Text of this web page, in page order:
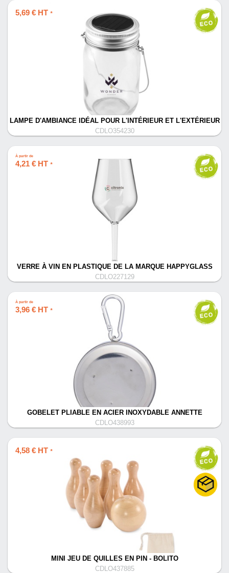
5,69 € HT *
LAMPE D'AMBIANCE IDÉAL POUR L'INTÉRIEUR ET L'EXTÉRIEUR
CDLO354230
À partir de
4,21 € HT *
VERRE À VIN EN PLASTIQUE DE LA MARQUE HAPPYGLASS
CDLO227129
À partir de
3,96 € HT *
GOBELET PLIABLE EN ACIER INOXYDABLE ANNETTE
CDLO438993
4,58 € HT *
MINI JEU DE QUILLES EN PIN - BOLITO
CDLO437885